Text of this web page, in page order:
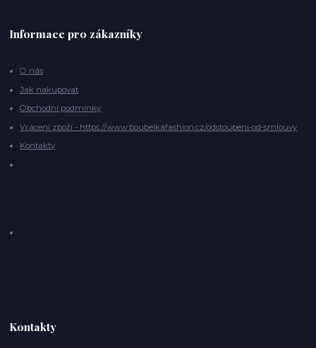
Informace pro zákazníky
O nás
Jak nakupovat
Obchodní podmínky
Vrácení zboží - https://www.boubelkafashion.cz/odstoupeni-od-smlouvy
Kontakty
Kontakty